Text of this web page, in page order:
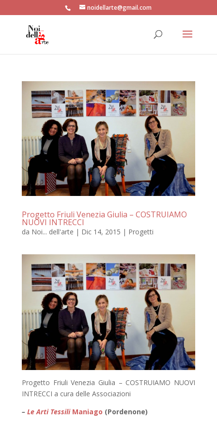
noidellarte@gmail.com
Progetto Friuli Venezia Giulia – COSTRUIAMO
NUOVI INTRECCI
da Noi... dell'arte | Dic 14, 2015 | Progetti
Progetto Friuli Venezia Giulia – COSTRUIAMO NUOVI
INTRECCI a cura delle Associazioni
– Le Arti Tessili Maniago (Pordenone)